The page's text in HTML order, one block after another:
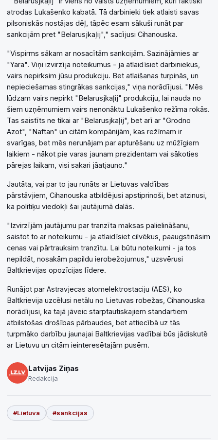
atrodas Lukašenko kabatā. Tā darbinieki tiek atlaisti savas
pilsoniskās nostājas dēļ, tāpēc esam sākuši runāt par
sankcijām pret "Belarusjkaļij"," sacījusi Cihanouska.
"Vispirms sākam ar nosacītām sankcijām. Sazinājāmies ar
"Yara". Viņi izvirzīja noteikumus - ja atlaidīsiet darbiniekus,
vairs nepirksim jūsu produkciju. Bet atlaišanas turpinās, un
nepieciešamas stingrākas sankcijas," viņa norādījusi. "Mēs
lūdzam vairs nepirkt "Belarusjkaļij" produkciju, lai nauda no
šiem uzņēmumiem vairs nenonāktu Lukašenko režīma rokās.
Tas saistīts ne tikai ar "Belarusjkaļij", bet arī ar "Grodno
Azot", "Naftan" un citām kompānijām, kas režīmam ir
svarīgas, bet mēs nerunājam par apturēšanu uz mūžīgiem
laikiem - nākot pie varas jaunam prezidentam vai sākoties
pārejas laikam, visi sakari jāatjauno."
Jautāta, vai par to jau runāts ar Lietuvas valdības
pārstāvjiem, Cihanouska atbildējusi apstiprinoši, bet atzinusi,
ka politiķu viedokļi šai jautājumā dalās.
"Izvirzījām jautājumu par tranzīta maksas palielināšanu,
saistot to ar noteikumu - ja atlaidīsiet cilvēkus, paaugstināsim
cenas vai pārtrauksim tranzītu. Lai būtu noteikumi - ja tos
nepildāt, nosakām papildu ierobežojumus," uzsvērusi
Baltkrievijas opozīcijas līdere.
Runājot par Astravjecas atomelektrostaciju (AES), ko
Baltkrievija uzcēlusi netālu no Lietuvas robežas, Cihanouska
norādījusi, ka tajā jāveic starptautiskajiem standartiem
atbilstošas drošības pārbaudes, bet attiecībā uz tās
turpmāko darbību jaunajai Baltkrievijas vadībai būs jādiskutē
ar Lietuvu un citām ieinteresētajām pusēm.
Latvijas Ziņas
Redakcija
#Lietuva #sankcijas